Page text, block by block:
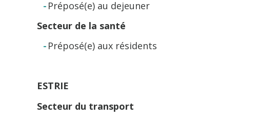
Préposé(e) au dejeuner
Secteur de la santé
Préposé(e) aux résidents
ESTRIE
Secteur du transport